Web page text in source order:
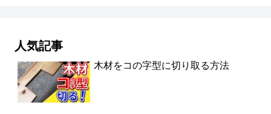
人気記事
木材をコの字型に切り取る方法